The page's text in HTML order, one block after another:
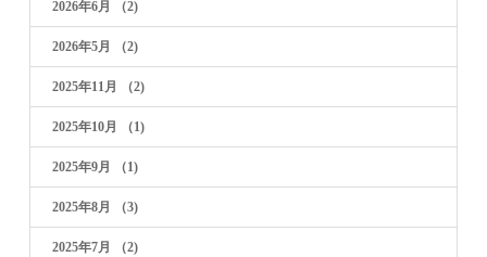
2026年6月 （2)
2026年5月 （2)
2025年11月 （2)
2025年10月 （1)
2025年9月 （1)
2025年8月 （3)
2025年7月 （2)